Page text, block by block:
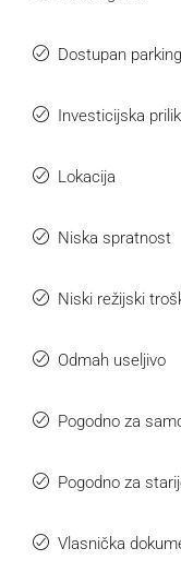
Dostupan parking
Investicijska
Lokacija
Niska spratnost
Niski režijski
Odmah useljivo
Pogodno za
Pogodno za
Vlasnička